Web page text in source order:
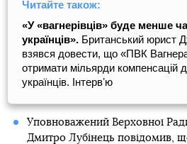
Читайте також:
«У «вагнерівців» буде менше
українців». Британський юрист
взявся довести, що «ПВК
отримати мільярди компенсацій
українців. Інтервʼю
Уповноважений Верховної
Дмитро Лубінець повідомив,